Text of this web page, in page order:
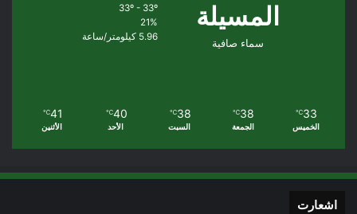
المسيلة
سماء صافية
33º - 33º
21%
5.96 كيلومتر/ساعة
33
℃
الخميس
38
℃
الجمعة
38
℃
السبت
40
℃
الأحد
41
℃
الأثنين
اشعارت